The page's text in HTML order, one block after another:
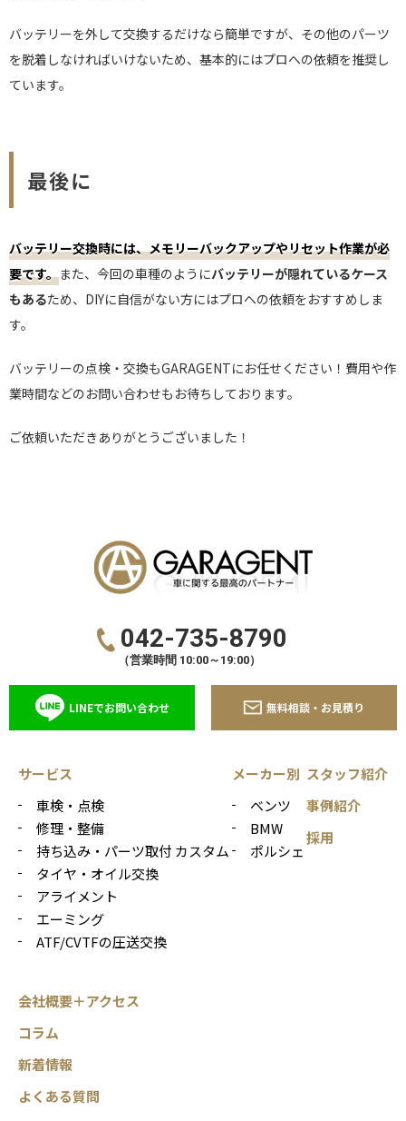
バッテリーを外して交換するだけなら簡単ですが、その他のパーツ
を脱着しなければいけないため、基本的にはプロへの依頼を推奨し
ています。
最後に
バッテリー交換時には、メモリーバックアップやリセット作業が必
要です。また、今回の車種のようにバッテリーが隠れているケース
もあるため、DIYに自信がない方にはプロへの依頼をおすすめしま
す。
バッテリーの点検・交換もGARAGENTにお任せください！費用や作
業時間などのお問い合わせもお待ちしております。
ご依頼いただきありがとうございました！
042-735-8790
（営業時間 10:00～19:00）
LINEでお問い合わせ 無料相談・お見積り
サービス
車検・点検
修理・整備
持ち込み・パーツ取付 カスタム
タイヤ・オイル交換
アライメント
エーミング
ATF/CVTFの圧送交換
メーカー別
ベンツ
BMW
ポルシェ
スタッフ紹介
事例紹介
採用
会社概要＋アクセス
コラム
新着情報
よくある質問